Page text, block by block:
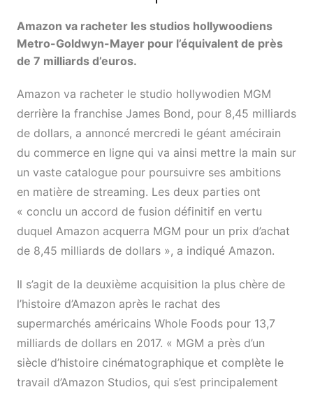
Amazon va racheter les studios hollywoodiens
Metro-Goldwyn-Mayer pour l’équivalent de près
de 7 milliards d’euros.
Amazon va racheter le studio hollywodien MGM
derrière la franchise James Bond, pour 8,45 milliards
de dollars, a annoncé mercredi le géant amécirain
du commerce en ligne qui va ainsi mettre la main sur
un vaste catalogue pour poursuivre ses ambitions
en matière de streaming. Les deux parties ont
« conclu un accord de fusion définitif en vertu
duquel Amazon acquerra MGM pour un prix d’achat
de 8,45 milliards de dollars », a indiqué Amazon.
Il s’agit de la deuxième acquisition la plus chère de
l’histoire d’Amazon après le rachat des
supermarchés américains Whole Foods pour 13,7
milliards de dollars en 2017. « MGM a près d’un
siècle d’histoire cinématographique et complète le
travail d’Amazon Studios, qui s’est principalement